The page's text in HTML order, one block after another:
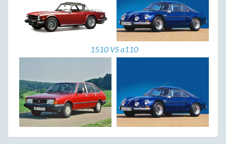
1510 VS a110